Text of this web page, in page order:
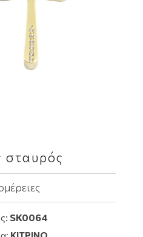
σταυρός
SK0064